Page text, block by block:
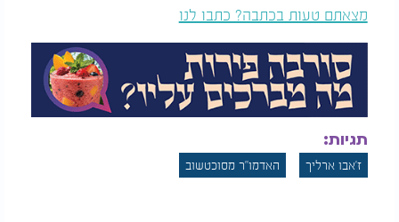
מצאתם טעות בכתבה? כתבו לנו
תגיות:
ז'אבו ארליך האדמו"ר מסוכטשוב